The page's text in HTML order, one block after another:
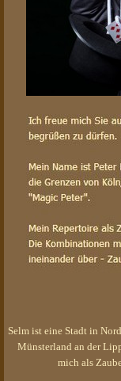
Selm ist eine Stadt in
Münsterland an der
mich als